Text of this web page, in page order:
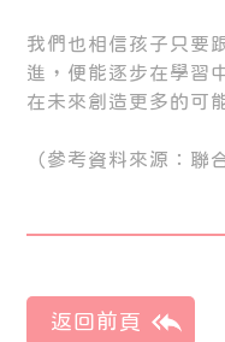
我們也相信孩子只要
進，便能逐步在學習
在未來創造更多的可
（參考資料來源：聯